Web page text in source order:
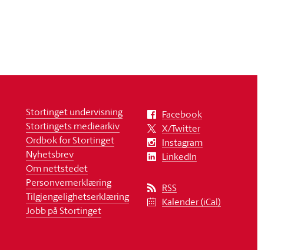
Stortinget undervisning
Stortingets mediearkiv
Ordbok for Stortinget
Nyhetsbrev
Om nettstedet
Personvernerklæring
Tilgjengelighetserklæring
Jobb på Stortinget
Facebook
X/Twitter
Instagram
LinkedIn
RSS
Kalender (iCal)